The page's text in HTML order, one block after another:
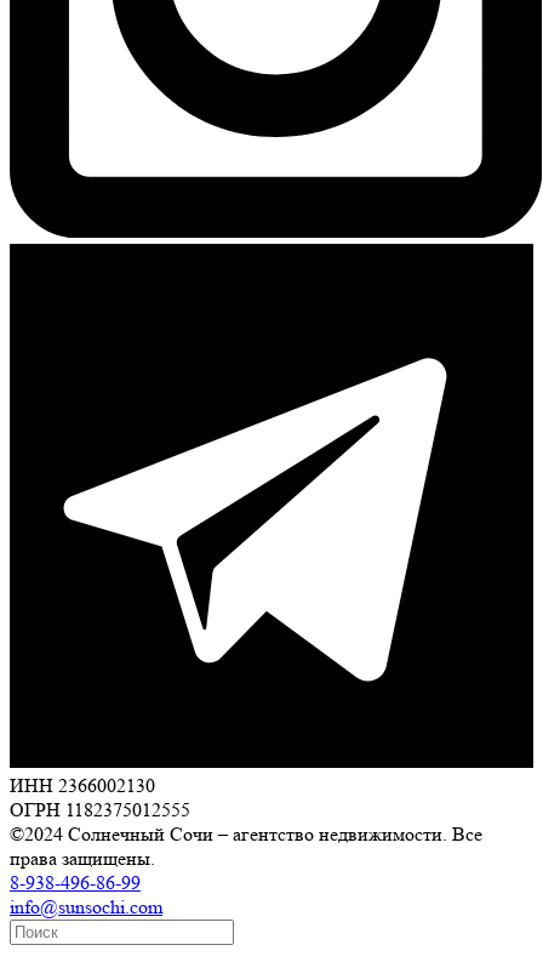
ИНН 2366002130
ОГРН 1182375012555
©2024 Солнечный Сочи – агентство недвижимости. Все
права защищены.
8-938-496-86-99
info@sunsochi.com